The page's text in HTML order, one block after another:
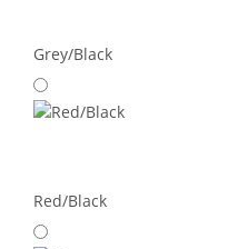
Grey/Black
Red/Black